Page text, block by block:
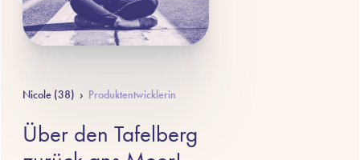
Nicole (38) › Produktentwicklerin
Über den Tafelberg